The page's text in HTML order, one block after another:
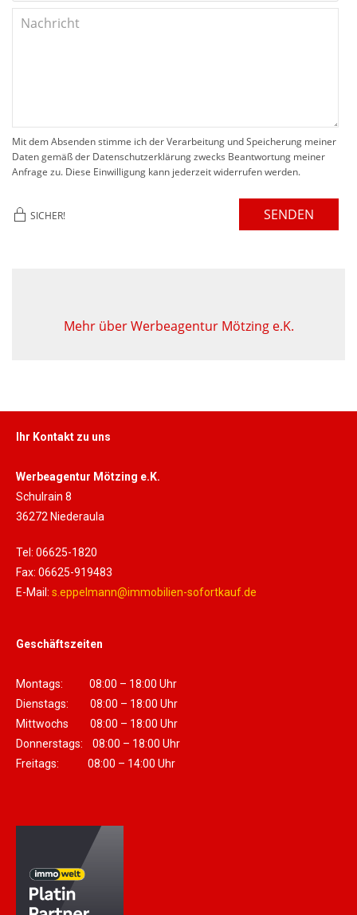
Mit dem Absenden stimme ich der Verarbeitung und Speicherung meiner
Daten gemäß der Datenschutzerklärung zwecks Beantwortung meiner
Anfrage zu. Diese Einwilligung kann jederzeit widerrufen werden.
SICHER! SENDEN
Mehr über Werbeagentur Mötzing e.K.
Ihr Kontakt zu uns
Werbeagentur Mötzing e.K.
Schulrain 8
36272 Niederaula
Tel: 06625-1820
Fax: 06625-919483
E-Mail: s.eppelmann@immobilien-sofortkauf.de
Geschäftszeiten
Montags: 08:00 – 18:00 Uhr
Dienstags: 08:00 – 18:00 Uhr
Mittwochs 08:00 – 18:00 Uhr
Donnerstags: 08:00 – 18:00 Uhr
Freitags: 08:00 – 14:00 Uhr